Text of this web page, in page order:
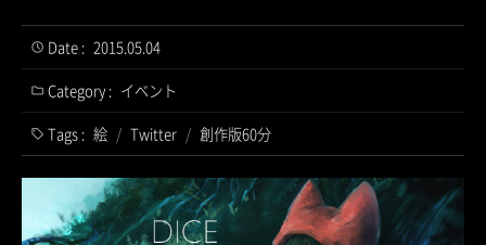
Date : 2015.05.04
Category : イベント
Tags : 絵 / Twitter / 創作版60分